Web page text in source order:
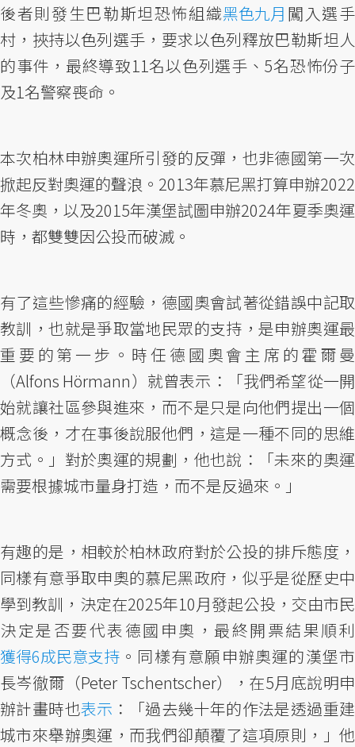
後者則發生巴勒斯坦恐怖組織黑色九月 闖入選手
村，挾持以色列選手，要求以色列釋放巴勒斯坦人
的事件，最終導致11名以色列選手、5名恐怖份子
及1名警察喪命。
本次柏林申辦奧運所引發的反彈，也非德國第一次
掀起反對奧運的聲浪。2013年慕尼黑打算申辦2022
年冬奧，以及2015年漢堡試圖申辦2024年夏季奧運
時，都雙雙因公投而破滅。
有了這些慘痛的經驗，德國奧會試著從錯誤中記取
教訓，也就是爭取當地民眾的支持，是申辦奧運最
重要的第一步。時任德國奧會主席的霍爾曼
（Alfons Hörmann）就曾表示：「我們希望從一開
始就讓社區參與進來，而不是只是向他們提出一個
概念後，才在事後說服他們，這是一種不同的思維
方式。」對於奧運的規劃，他也說：「未來的奧運
需要根據城市量身打造，而不是反過來。」
有趣的是，相較於柏林政府對於公投的排斥態度，
同樣有意爭取申奧的慕尼黑政府，似乎是從歷史中
學到教訓，決定在2025年10月發起公投，交由市民
決定是否要代表德國申奧，最終開票結果順利
獲得6成民意支持 。同樣有意願申辦奧運的漢堡市
長岑徹爾（Peter Tschentscher），在5月底說明申
辦計畫時也表示 ：「過去幾十年的作法是透過重建
城市來舉辦奧運，而我們卻顛覆了這項原則，」他